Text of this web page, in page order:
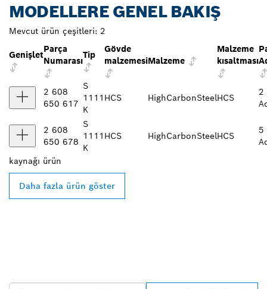
MODELLERE GENEL BAKIŞ
Mevcut ürün çeşitleri: 2
Genişlet
Parça
Numarası
Tip
Gövde
malzemesiMalzeme
Malzeme
kısaltması
2 608
650 617
S
1111
K
HCS HighCarbonSteelHCS
2
2 608
650 678
S
1111
K
HCS HighCarbonSteelHCS
5
kaynağı ürün
Daha fazla ürün göster